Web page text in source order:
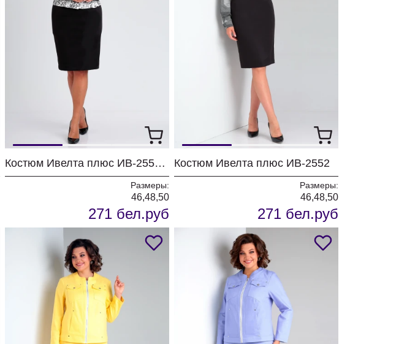
Костюм Ивелта плюс ИВ-2552 светлая
Размеры:
46,48,50
271 бел.руб
Костюм Ивелта плюс ИВ-2552
Размеры:
46,48,50
271 бел.руб